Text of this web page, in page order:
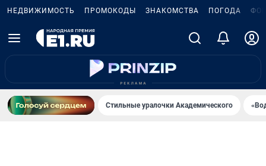
НЕДВИЖИМОСТЬ ПРОМОКОДЫ ЗНАКОМСТВА ПОГОДА
Стильные уралочки Академического